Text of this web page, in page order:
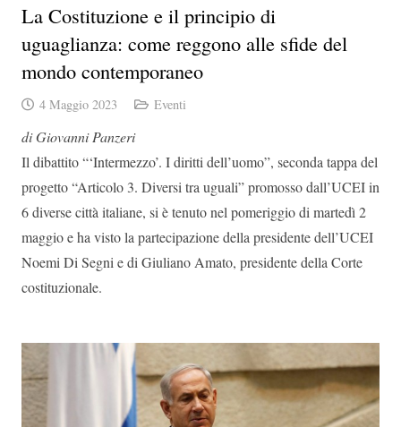
La Costituzione e il principio di
uguaglianza: come reggono alle sfide del
mondo contemporaneo
4 Maggio 2023 Eventi
di Giovanni Panzeri
Il dibattito “‘Intermezzo’. I diritti dell’uomo”, seconda tappa del
progetto “Articolo 3. Diversi tra uguali” promosso dall’UCEI in
6 diverse città italiane, si è tenuto nel pomeriggio di martedì 2
maggio e ha visto la partecipazione della presidente dell’UCEI
Noemi Di Segni e di Giuliano Amato, presidente della Corte
costituzionale.